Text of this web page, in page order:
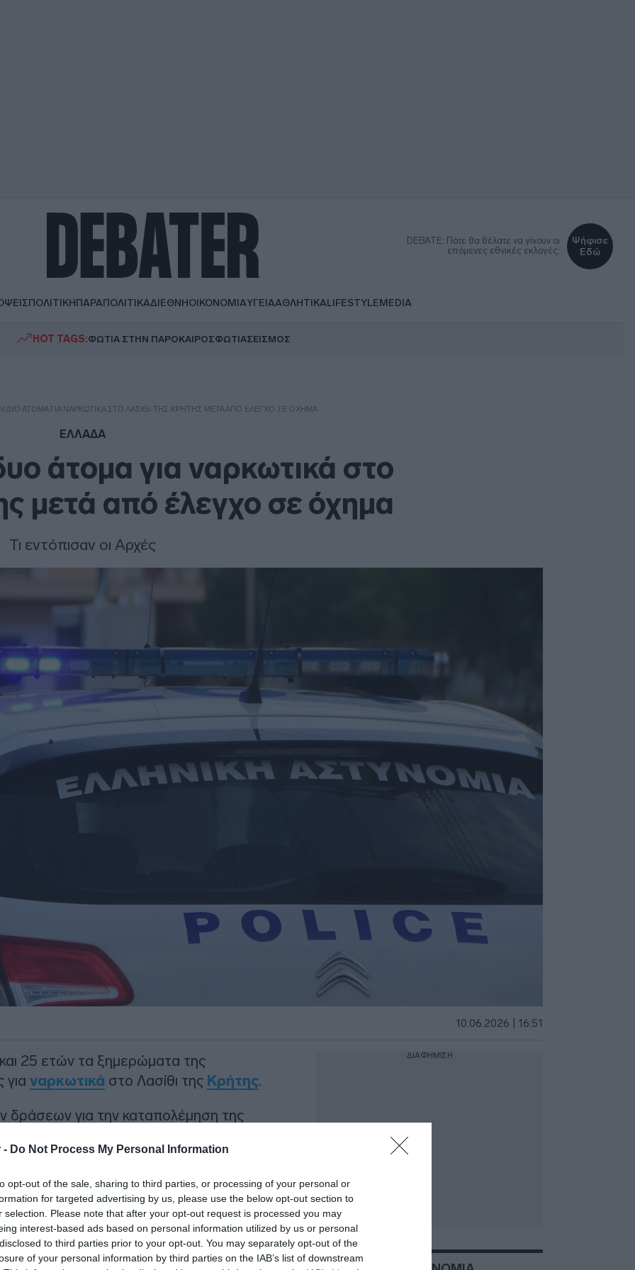
- Do Not Process My Personal Information
opt-out of the sale, sharing to third parties, or processing of your personal or
for targeted advertising by us, please use the below opt-out section to
selection. Please note that after your opt-out request is processed you may
interest-based ads based on personal information utilized by us or personal
to third parties prior to your opt-out. You may separately opt-out of the
of your personal information by third parties on the IAB’s list of downstream
DEBATE: Πότε θα θέλατε να γίνουν οι
επόμενες εθνικές εκλογές;
Ψήφισε
Εδώ
ΠΟΛΙΤΙΚΗΠΑΡΑΠΟΛΙΤΙΚΑΔΙΕΘΝΗΟΙΚΟΝΟΜΙΑΥΓΕΙΑΑΘΛΗΤΙΚΑLIFESTYLEMEDIA
HOT TAGS:ΦΩΤΙΑ ΣΤΗΝ ΠΑΡΟΚΑΙΡΟΣΦΩΤΙΑΣΕΙΣΜΟΣ
ΆΤΟΜΑ ΓΙΑ ΝΑΡΚΩΤΙΚΆ ΣΤΟ ΛΑΣΊΘΙ ΤΗΣ ΚΡΉΤΗΣ ΜΕΤΆ ΑΠΌ ΈΛΕΓΧΟ ΣΕ ΌΧΗΜΑ
ΕΛΛΑΔΑ
άτομα για ναρκωτικά στο
μετά από έλεγχο σε όχημα
Τι εντόπισαν οι Αρχές
10.06.2026 | 16:51
25 ετών τα ξημερώματα της
ναρκωτικά στο Λασίθι της Κρήτης.
δράσεων για την καταπολέμηση της
κατάλληλης αξιοποίησης στοιχείων
εντοπίστηκαν οι δύο ημεδαποί να
έλεγχος.
ΔΙΑΦΗΜΙΣΗ